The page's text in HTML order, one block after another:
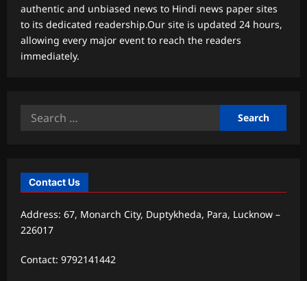
authentic and unbiased news to Hindi news paper sites
to its dedicated readership.Our site is updated 24 hours,
allowing every major event to reach the readers
immediately.
Search
Contact Us
Address: 67, Monarch City, Duptykheda, Para, Lucknow –
226017
Contact: 9792141442